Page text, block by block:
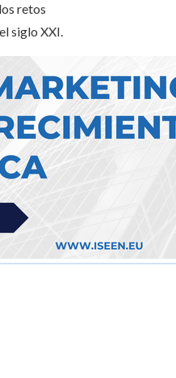
retos
siglo XXI.